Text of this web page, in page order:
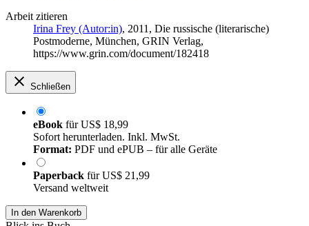
Arbeit zitieren
Irina Frey (Autor:in), 2011, Die russische (literarische)
Postmoderne, München, GRIN Verlag,
https://www.grin.com/document/182418
Schließen
eBook fürUS$ 18,99
Sofort herunterladen. Inkl. MwSt.
Format: PDF und ePUB – für alle Geräte
Paperback fürUS$ 21,99
Versand weltweit
In den Warenkorb